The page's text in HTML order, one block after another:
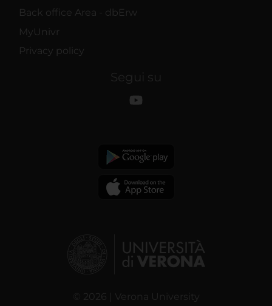
Back office Area - dbErw
MyUnivr
Privacy policy
Segui su
© 2026 | Verona University